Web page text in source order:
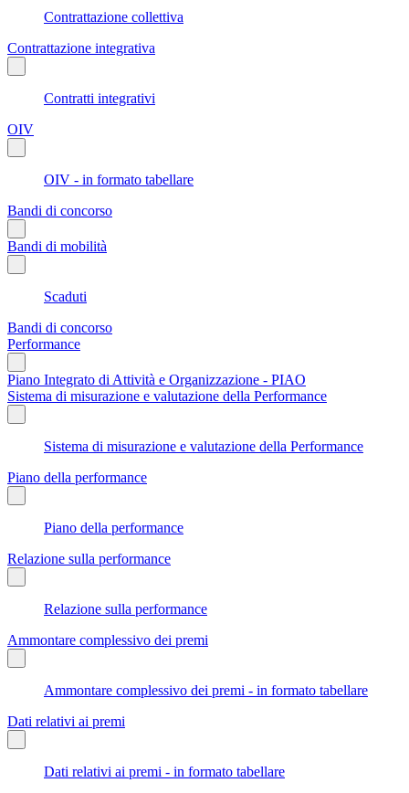
Contrattazione collettiva
Contrattazione integrativa
Contratti integrativi
OIV
OIV - in formato tabellare
Bandi di concorso
Bandi di mobilità
Scaduti
Bandi di concorso
Performance
Piano Integrato di Attività e Organizzazione - PIAO
Sistema di misurazione e valutazione della Performance
Sistema di misurazione e valutazione della Performance
Piano della performance
Piano della performance
Relazione sulla performance
Relazione sulla performance
Ammontare complessivo dei premi
Ammontare complessivo dei premi - in formato tabellare
Dati relativi ai premi
Dati relativi ai premi - in formato tabellare